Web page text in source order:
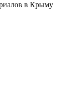
в Крыму